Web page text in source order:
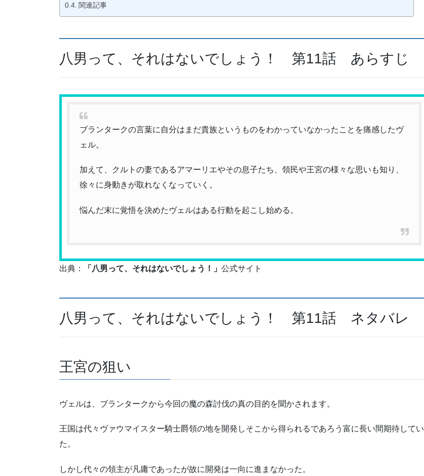
関連記事
八男って、それはないでしょう！ 第11話 あらすじ
ブランタークの言葉に自分はまだ貴族というものをわかっていなかったことを痛感したヴ
ェル。
加えて、クルトの妻であるアマーリエやその息子たち、領民や王宮の様々な思いも知り、
徐々に身動きが取れなくなっていく。
悩んだ末に覚悟を決めたヴェルはある行動を起こし始める。
出典： 「八男って、それはないでしょう！」 公式サイト
八男って、それはないでしょう！ 第11話 ネタバレ
王宮の狙い
ヴェルは、ブランタークから今回の魔の森討伐の真の目的を聞かされます。
王国は代々ヴァウマイスター騎士爵領の地を開発しそこから得られるであろう富に長い間期待してい
た。
しかし代々の領主が凡庸であったが故に開発は一向に進まなかった。